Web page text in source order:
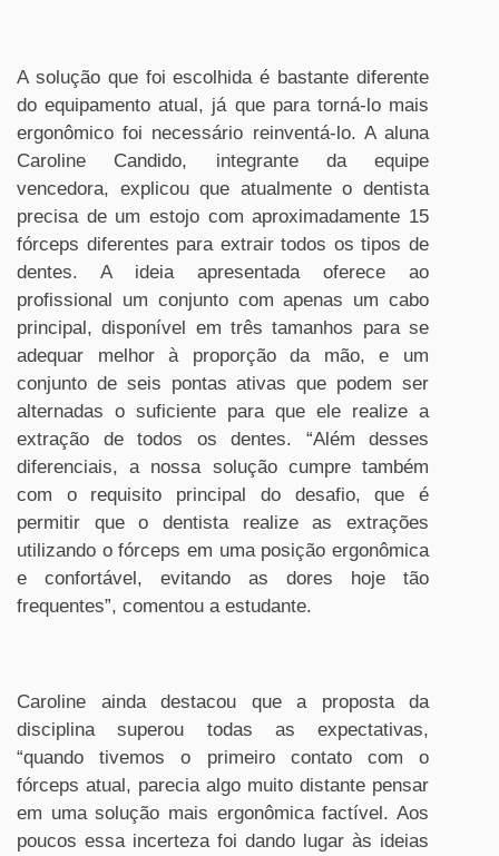
A solução que foi escolhida é bastante diferente
do equipamento atual, já que para torná-lo mais
ergonômico foi necessário reinventá-lo. A aluna
Caroline Candido, integrante da equipe
vencedora, explicou que atualmente o dentista
precisa de um estojo com aproximadamente 15
fórceps diferentes para extrair todos os tipos de
dentes. A ideia apresentada oferece ao
profissional um conjunto com apenas um cabo
principal, disponível em três tamanhos para se
adequar melhor à proporção da mão, e um
conjunto de seis pontas ativas que podem ser
alternadas o suficiente para que ele realize a
extração de todos os dentes. “Além desses
diferenciais, a nossa solução cumpre também
com o requisito principal do desafio, que é
permitir que o dentista realize as extrações
utilizando o fórceps em uma posição ergonômica
e confortável, evitando as dores hoje tão
frequentes”, comentou a estudante.
Caroline ainda destacou que a proposta da
disciplina superou todas as expectativas,
“quando tivemos o primeiro contato com o
fórceps atual, parecia algo muito distante pensar
em uma solução mais ergonômica factível. Aos
poucos essa incerteza foi dando lugar às ideias